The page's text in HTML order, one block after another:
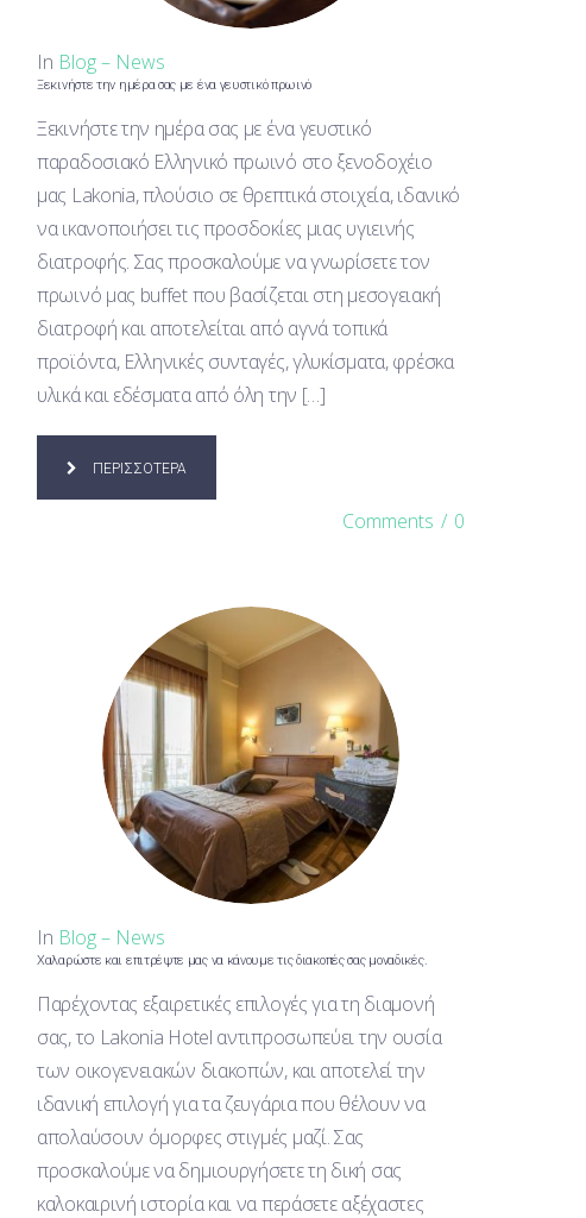
In Blog – News
Ξεκινήστε την ημέρα σας με ένα γευστικό πρωινό
Ξεκινήστε την ημέρα σας με ένα γευστικό
παραδοσιακό Ελληνικό πρωινό στο ξενοδοχέιο
μας Lakonia, πλούσιο σε θρεπτικά στοιχεία, ιδανικό
να ικανοποιήσει τις προσδοκίες μιας υγιεινής
διατροφής. Σας προσκαλούμε να γνωρίσετε τον
πρωινό μας buffet που βασίζεται στη μεσογειακή
διατροφή και αποτελείται από αγνά τοπικά
προϊόντα, Ελληνικές συνταγές, γλυκίσματα, φρέσκα
υλικά και εδέσματα από όλη την […]
ΠΕΡΙΣΣΟΤΕΡΑ
Comments / 0
In Blog – News
Χαλαρώστε και επιτρέψτε μας να κάνουμε τις διακοπές σας μοναδικές.
Παρέχοντας εξαιρετικές επιλογές για τη διαμονή
σας, το Lakonia Hotel αντιπροσωπεύει την ουσία
των οικογενειακών διακοπών, και αποτελεί την
ιδανική επιλογή για τα ζευγάρια που θέλουν να
απολαύσουν όμορφες στιγμές μαζί. Σας
προσκαλούμε να δημιουργήσετε τη δική σας
καλοκαιρινή ιστορία και να περάσετε αξέχαστες